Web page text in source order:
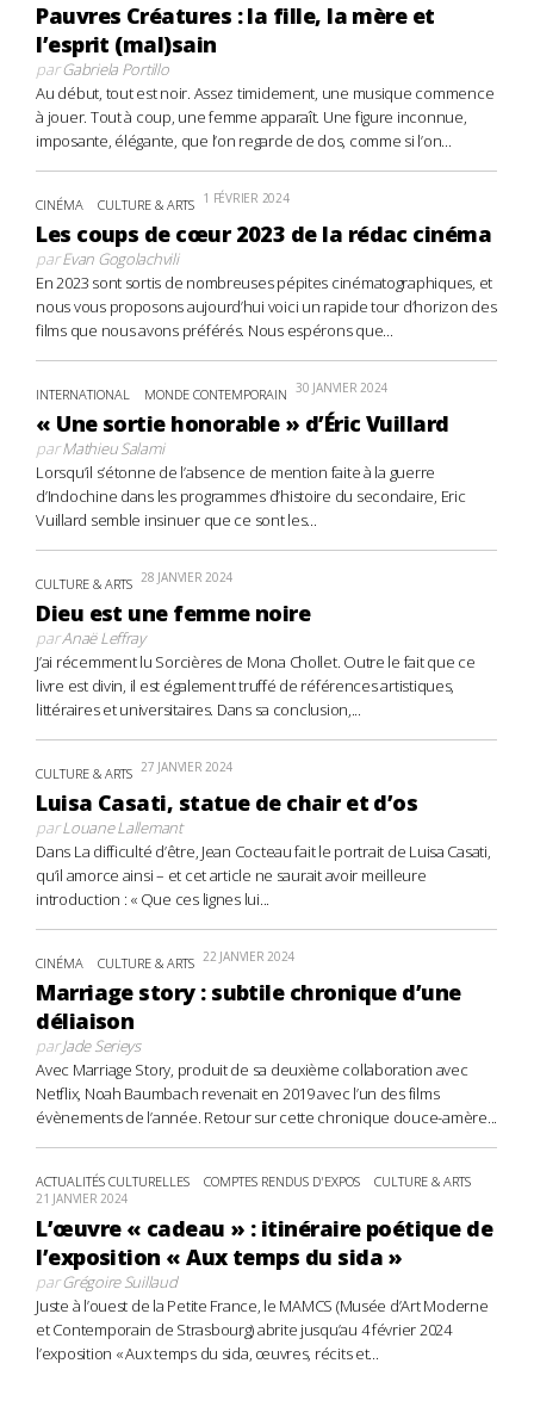
Pauvres Créatures : la fille, la mère et
l’esprit (mal)sain
parGabriela Portillo
Au début, tout est noir. Assez timidement, une musique commence
à jouer. Tout à coup, une femme apparaît. Une figure inconnue,
imposante, élégante, que l’on regarde de dos, comme si l’on...
CINÉMA CULTURE & ARTS 1 FÉVRIER 2024
Les coups de cœur 2023 de la rédac cinéma
parEvan Gogolachvili
En 2023 sont sortis de nombreuses pépites cinématographiques, et
nous vous proposons aujourd’hui voici un rapide tour d’horizon des
films que nous avons préférés. Nous espérons que...
INTERNATIONAL MONDE CONTEMPORAIN 30 JANVIER 2024
« Une sortie honorable » d’Éric Vuillard
parMathieu Salami
Lorsqu’il s’étonne de l’absence de mention faite à la guerre
d’Indochine dans les programmes d’histoire du secondaire, Eric
Vuillard semble insinuer que ce sont les...
CULTURE & ARTS 28 JANVIER 2024
Dieu est une femme noire
parAnaë Leffray
J’ai récemment lu Sorcières de Mona Chollet. Outre le fait que ce
livre est divin, il est également truffé de références artistiques,
littéraires et universitaires. Dans sa conclusion,...
CULTURE & ARTS 27 JANVIER 2024
Luisa Casati, statue de chair et d’os
parLouane Lallemant
Dans La difficulté d’être, Jean Cocteau fait le portrait de Luisa Casati,
qu’il amorce ainsi – et cet article ne saurait avoir meilleure
introduction : « Que ces lignes lui...
CINÉMA CULTURE & ARTS 22 JANVIER 2024
Marriage story : subtile chronique d’une
déliaison
parJade Serieys
Avec Marriage Story, produit de sa deuxième collaboration avec
Netflix, Noah Baumbach revenait en 2019 avec l’un des films
évènements de l’année. Retour sur cette chronique douce-amère...
ACTUALITÉS CULTURELLES COMPTES RENDUS D'EXPOS CULTURE & ARTS
21 JANVIER 2024
L’œuvre « cadeau » : itinéraire poétique de
l’exposition « Aux temps du sida »
parGrégoire Suillaud
Juste à l’ouest de la Petite France, le MAMCS (Musée d’Art Moderne
et Contemporain de Strasbourg) abrite jusqu’au 4 février 2024
l’exposition « Aux temps du sida, œuvres, récits et...